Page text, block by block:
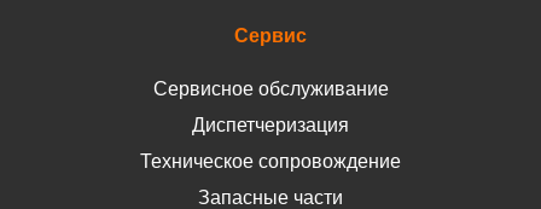
Сервис
Сервисное обслуживание
Диспетчеризация
Техническое сопровождение
Запасные части